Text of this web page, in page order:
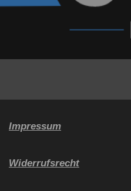
Impressum
Widerrufsrecht